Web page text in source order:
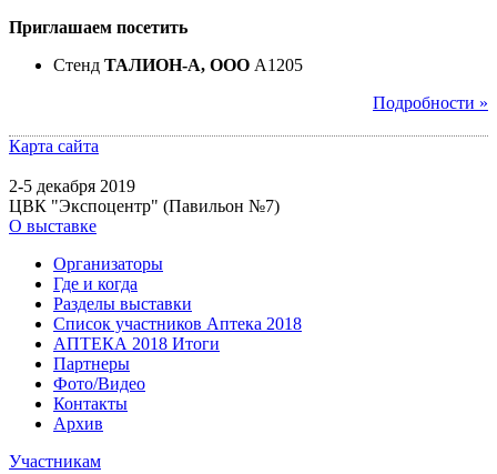
Приглашаем посетить
Стенд ТАЛИОН-А, ООО A1205
Подробности »
Карта сайта
2-5 декабря 2019
ЦВК "Экспоцентр" (Павильон №7)
О выставке
Организаторы
Где и когда
Разделы выставки
Список участников Аптека 2018
АПТЕКА 2018 Итоги
Партнеры
Фото/Видео
Контакты
Архив
Участникам